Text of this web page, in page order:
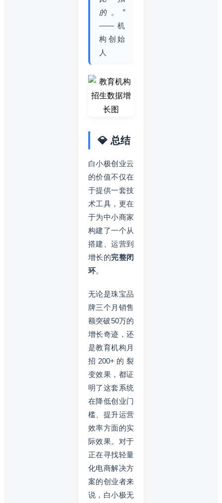
的。”
—— 机
构创始
人
💎 总结
白小极创业云
的价值不仅在
于提供一套技
术工具，更在
于为中小商家
构建了一个从
搭建、运营到
增长的完整闭
环。
无论是珠宝品
牌三个月销售
额突破50万的
增长奇迹，还
是教育机构月
招200+的裂
变效果，都证
明了这套系统
在降低创业门
槛、提升运营
效率方面的实
际效果。对于
正在寻找轻量
化电商解决方
案的创业者来
说，白小极无